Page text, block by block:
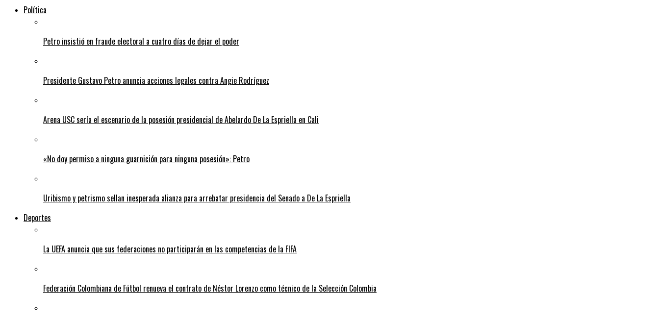
Política
Petro insistió en fraude electoral a cuatro días de dejar el poder
Presidente Gustavo Petro anuncia acciones legales contra Angie Rodríguez
Arena USC sería el escenario de la posesión presidencial de Abelardo De La Espriella en Cali
«No doy permiso a ninguna guarnición para ninguna posesión»: Petro
Uribismo y petrismo sellan inesperada alianza para arrebatar presidencia del Senado a De La Espriella
Deportes
La UEFA anuncia que sus federaciones no participarán en las competencias de la FIFA
Federación Colombiana de Fútbol renueva el contrato de Néstor Lorenzo como técnico de la Selección Colombia